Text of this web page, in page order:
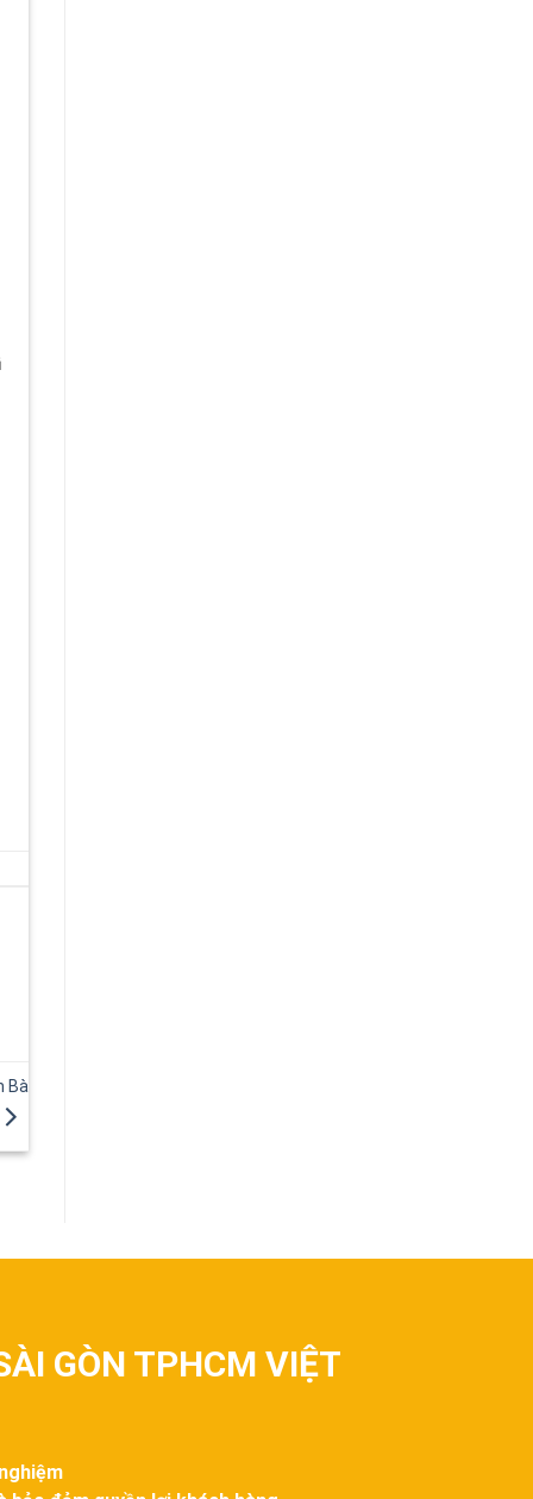
Bà
GÒN TPHCM VIỆT